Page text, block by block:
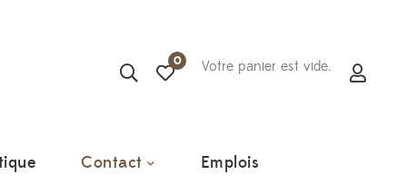
0 Votre panier est vide.
Contact Emplois